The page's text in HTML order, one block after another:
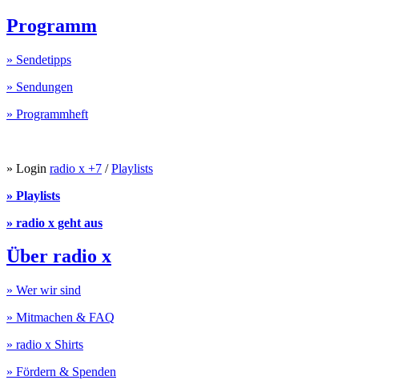
Programm
» Sendetipps
» Sendungen
» Programmheft
» Login radio x +7 /Playlists
» Playlists
» radio x geht aus
Über radio x
» Wer wir sind
» Mitmachen & FAQ
» radio x Shirts
» Fördern & Spenden